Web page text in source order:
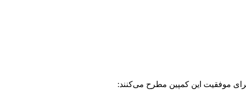
موفقیت این کمپین مطرح می‌کنند: